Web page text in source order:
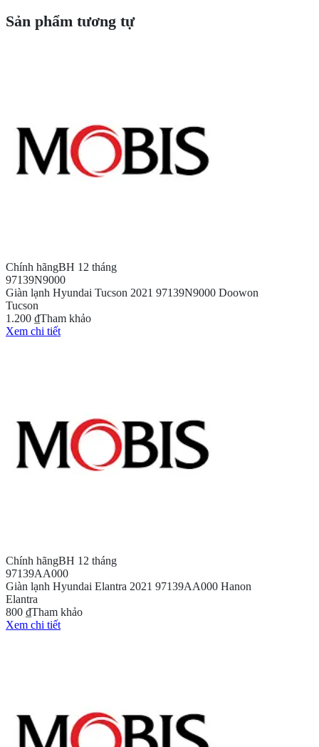
Sản phẩm tương tự
Chính hãngBH 12 tháng
97139N9000
Giàn lạnh Hyundai Tucson 2021 97139N9000 Doowon
Tucson
1.200 ₫Tham khảo
Xem chi tiết
Chính hãngBH 12 tháng
97139AA000
Giàn lạnh Hyundai Elantra 2021 97139AA000 Hanon
Elantra
800 ₫Tham khảo
Xem chi tiết